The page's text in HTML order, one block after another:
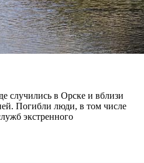
случились в Орске и вблизи
Погибли люди, в том числе
экстренного